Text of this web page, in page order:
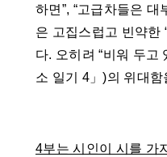
하면”, “고급차들은 대
은 고집스럽고 빈약한
다. 오히려 “비워 두고
소 일기 4」)의 위대
4부는 시인이 시를 가